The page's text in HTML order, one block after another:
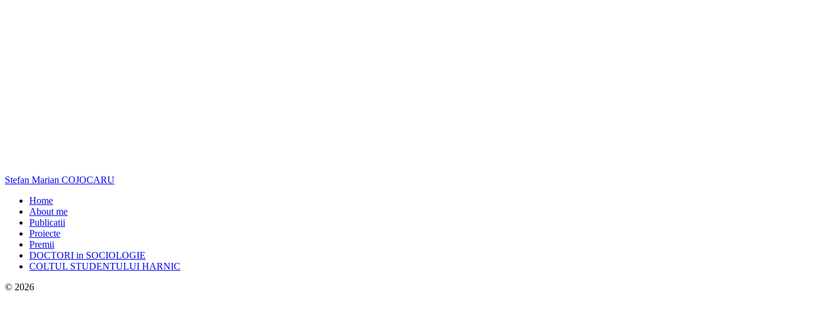
Stefan Marian COJOCARU
Home
About me
Publicatii
Proiecte
Premii
DOCTORI in SOCIOLOGIE
COLTUL STUDENTULUI HARNIC
© 2026